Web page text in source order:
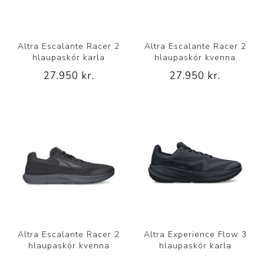
Altra Escalante Racer 2
hlaupaskór karla
27.950 kr.
Altra Escalante Racer 2
hlaupaskór kvenna
27.950 kr.
Altra Escalante Racer 2
hlaupaskór kvenna
Altra Experience Flow 3
hlaupaskór karla